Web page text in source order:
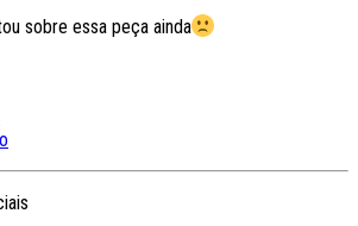
sobre essa peça ainda